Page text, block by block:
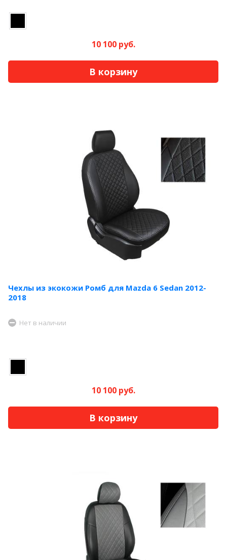
10 100 руб.
В корзину
Чехлы из экокожи Ромб для Mazda 6 Sedan 2012-
2018
Нет в наличии
10 100 руб.
В корзину